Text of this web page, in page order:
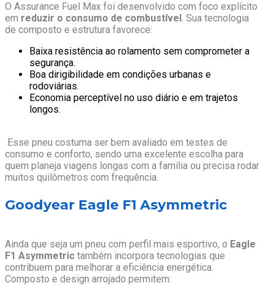
O Assurance Fuel Max foi desenvolvido com foco explícito
em reduzir o consumo de combustível . Sua tecnologia
de composto e estrutura favorece:
Baixa resistência ao rolamento sem comprometer a
segurança.
Boa dirigibilidade em condições urbanas e
rodoviárias.
Economia perceptível no uso diário e em trajetos
longos.
Esse pneu costuma ser bem avaliado em testes de
consumo e conforto, sendo uma excelente escolha para
quem planeja viagens longas com a família ou precisa rodar
muitos quilômetros com frequência.
Goodyear Eagle F1 Asymmetric
Ainda que seja um pneu com perfil mais esportivo, o Eagle
F1 Asymmetric também incorpora tecnologias que
contribuem para melhorar a eficiência energética.
Composto e design arrojado permitem: